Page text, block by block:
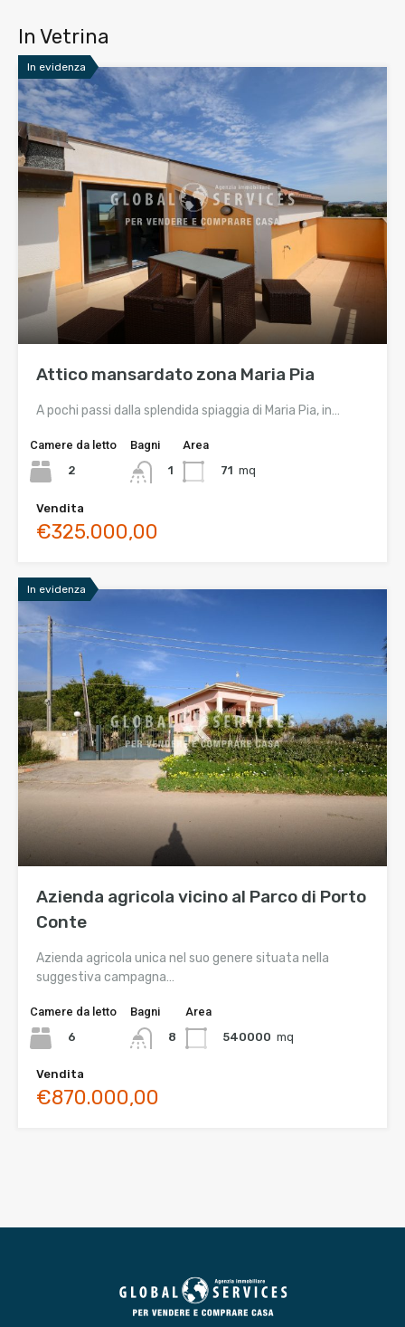
In Vetrina
In evidenza
Attico mansardato zona Maria Pia
A pochi passi dalla splendida spiaggia di Maria Pia, in…
Camere da letto
2
Bagni
1
Area
71 mq
Vendita
€325.000,00
In evidenza
Azienda agricola vicino al Parco di Porto
Conte
Azienda agricola unica nel suo genere situata nella
suggestiva campagna…
Camere da letto
6
Bagni
8
Area
540000 mq
Vendita
€870.000,00